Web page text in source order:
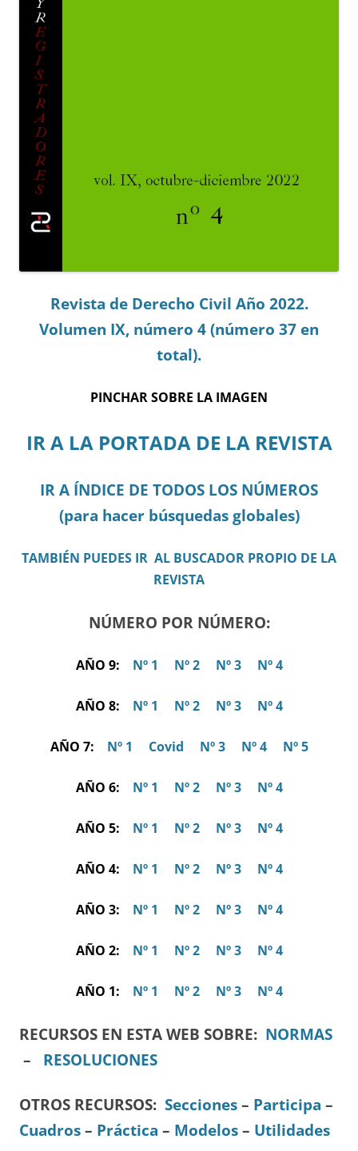
Revista de Derecho Civil Año 2022.
Volumen IX, número 4 (número 37 en
total).
PINCHAR SOBRE LA IMAGEN
IR A LA PORTADA DE LA REVISTA
IR A ÍNDICE DE TODOS LOS NÚMEROS
(para hacer búsquedas globales)
TAMBIÉN PUEDES IR AL BUSCADOR PROPIO DE LA
REVISTA
NÚMERO POR NÚMERO:
AÑO 9: Nº 1 Nº 2 Nº 3 Nº 4
AÑO 8: Nº 1 Nº 2 Nº 3 Nº 4
AÑO 7: Nº 1 Covid Nº 3 Nº 4 Nº 5
AÑO 6: Nº 1 Nº 2 Nº 3 Nº 4
AÑO 5: Nº 1 Nº 2 Nº 3 Nº 4
AÑO 4: Nº 1 Nº 2 Nº 3 Nº 4
AÑO 3: Nº 1 Nº 2 Nº 3 Nº 4
AÑO 2: Nº 1 Nº 2 Nº 3 Nº 4
AÑO 1: Nº 1 Nº 2 Nº 3 Nº 4
RECURSOS EN ESTA WEB SOBRE: NORMAS
– RESOLUCIONES
OTROS RECURSOS: Secciones – Participa –
Cuadros – Práctica – Modelos – Utilidades